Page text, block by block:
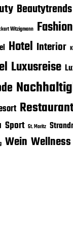
Beautytrends
Witzigmann Fashion
Hotel Interior
Luxusreise
Restaurant
Sport St. Moritz
Wein Wellness